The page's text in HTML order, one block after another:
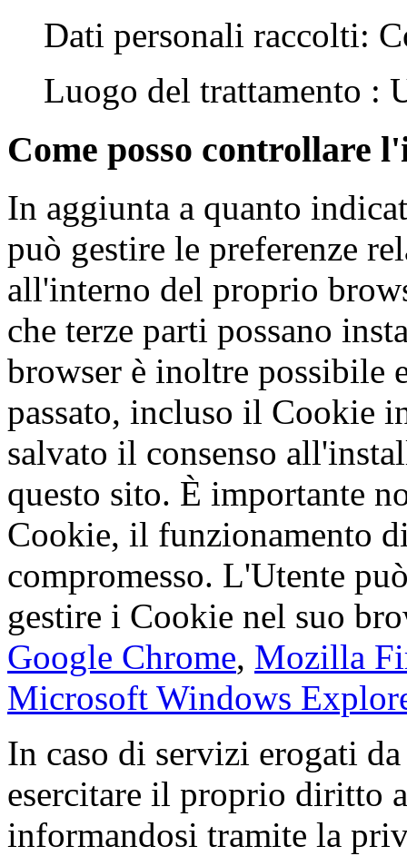
Dati personali raccolti:
Luogo del trattamento :
Come posso controllare
In aggiunta a quanto
può gestire le preferenze
all'interno del proprio
che terze parti possano
browser è inoltre
passato, incluso il Cookie
salvato il consenso
questo sito. È importante
Cookie, il funzionamento
compromesso. L'Utente
gestire i Cookie nel suo
Google Chrome, Mozilla
Microsoft Windows
In caso di servizi erogati
esercitare il proprio diritto
informandosi tramite la